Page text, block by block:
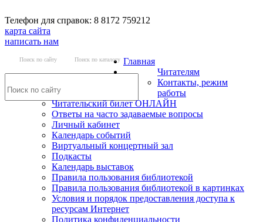
Телефон для справок: 8 8172 759212
карта сайта
написать нам
Поиск по сайту Поиск по каталогу Главная
Читателям
Контакты, режим
работы
Читательский билет ОНЛАЙН
Ответы на часто задаваемые вопросы
Личный кабинет
Календарь событий
Виртуальный концертный зал
Подкасты
Календарь выставок
Правила пользования библиотекой
Правила пользования библиотекой в картинках
Условия и порядок предоставления доступа к
ресурсам Интернет
Политика конфиденциальности